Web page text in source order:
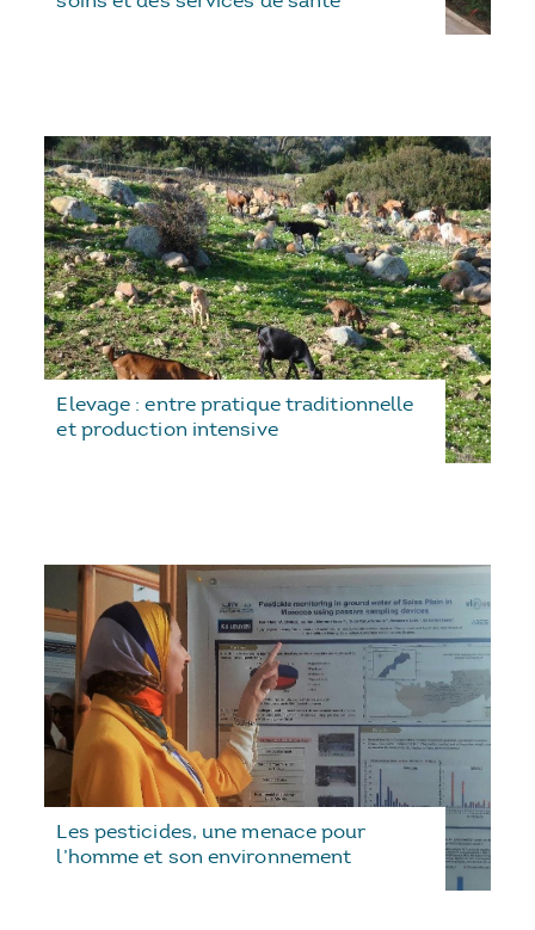
Elevage : entre pratique traditionnelle
et production intensive
Les pesticides, une menace pour
l’homme et son environnement